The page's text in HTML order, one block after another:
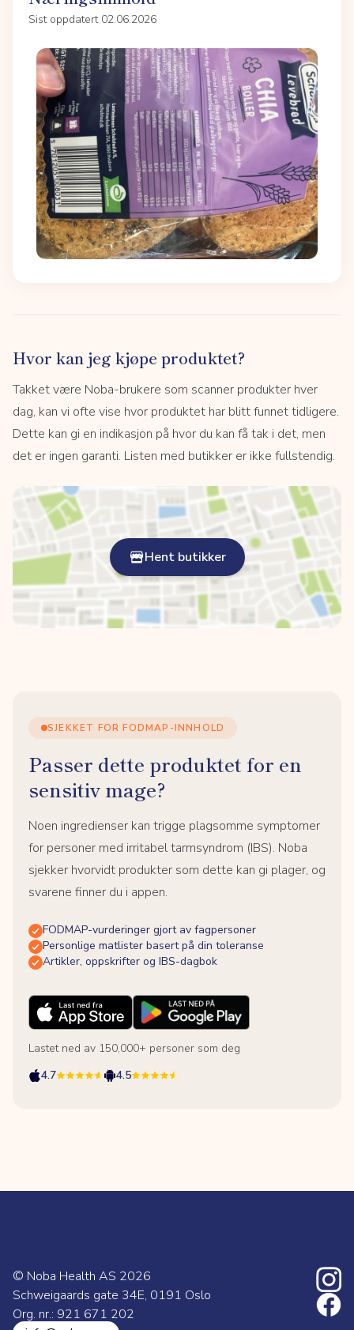
Sist oppdatert 02.06.2026
Hvor kan jeg kjøpe produktet?
Takket være Noba-brukere som scanner produkter hver
dag, kan vi ofte vise hvor produktet har blitt funnet tidligere.
Dette kan gi en indikasjon på hvor du kan få tak i det, men
det er ingen garanti. Listen med butikker er ikke fullstendig.
Hent butikker
SJEKKET FOR FODMAP-INNHOLD
Passer dette produktet for en
sensitiv mage?
Noen ingredienser kan trigge plagsomme symptomer
for personer med irritabel tarmsyndrom (IBS). Noba
sjekker hvorvidt produkter som dette kan gi plager, og
svarene finner du i appen.
FODMAP-vurderinger gjort av fagpersoner
Personlige matlister basert på din toleranse
Artikler, oppskrifter og IBS-dagbok
Lastet ned av 150,000+ personer som deg
4.7
4.5
© Noba Health AS 2026
Schweigaards gate 34E, 0191 Oslo
Org. nr.: 921 671 202